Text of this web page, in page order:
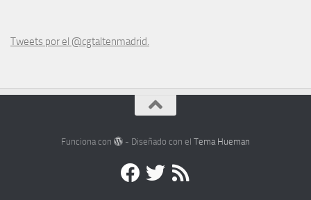
Tweets por el @cgtaltenmadrid.
Funciona con - Diseñado con elTema Hueman